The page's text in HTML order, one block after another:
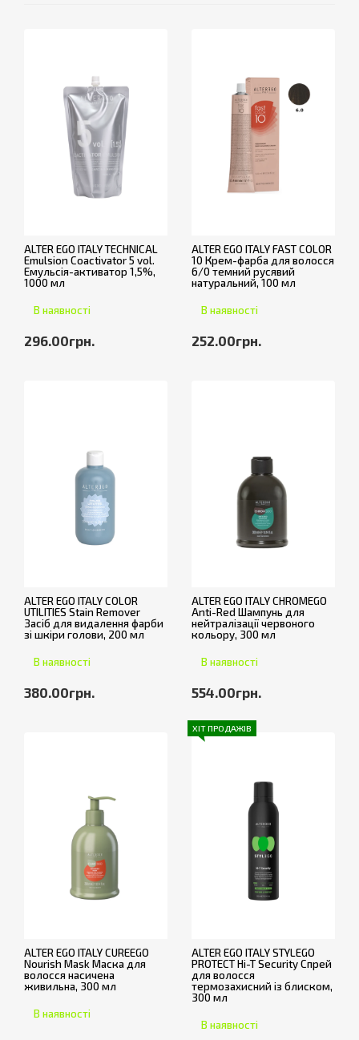
ALTER EGO ITALY TECHNICAL
Emulsion Coactivator 5 vol.
Емульсія-активатор 1,5%,
1000 мл
В наявності
296.00грн.
ALTER EGO ITALY FAST COLOR
10 Крем-фарба для волосся
6/0 темний русявий
натуральний, 100 мл
В наявності
252.00грн.
ALTER EGO ITALY COLOR
UTILITIES Stain Remover
Засіб для видалення фарби
зі шкіри голови, 200 мл
В наявності
380.00грн.
ALTER EGO ITALY CHROMEGO
Anti-Red Шампунь для
нейтралізації червоного
кольору, 300 мл
В наявності
554.00грн.
ALTER EGO ITALY CUREEGO
Nourish Mask Маска для
волосся насичена
живильна, 300 мл
В наявності
ХІТ ПРОДАЖІВ
ALTER EGO ITALY STYLEGO
PROTECT Hi-T Security Спрей
для волосся
термозахисний із блиском,
300 мл
В наявності